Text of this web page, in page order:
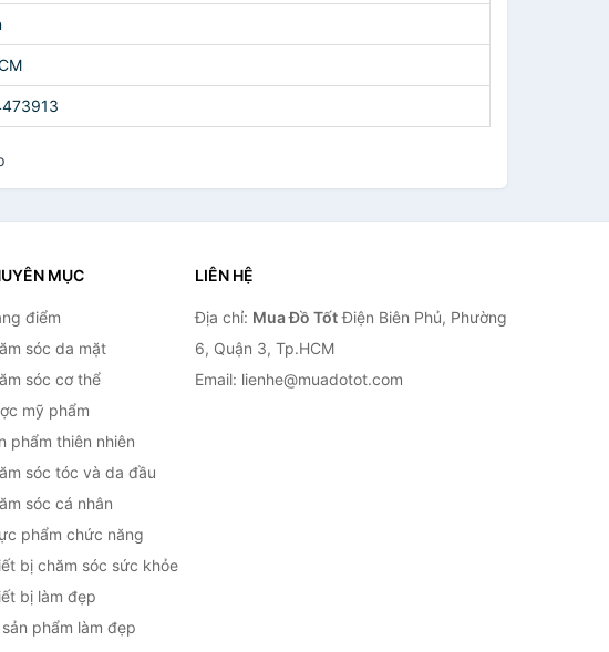
MỤC
điểm
sóc da mặt
sóc cơ thể
mỹ phẩm
phẩm thiên nhiên
sóc tóc và da đầu
sóc cá nhân
phẩm chức năng
bị chăm sóc sức khỏe
bị làm đẹp
sản phẩm làm đẹp
LIÊN HỆ
Địa chỉ: Mua Đồ TốtĐiện Biên Phủ, Phường
6, Quận 3, Tp.HCM
Email: lienhe@muadotot.com